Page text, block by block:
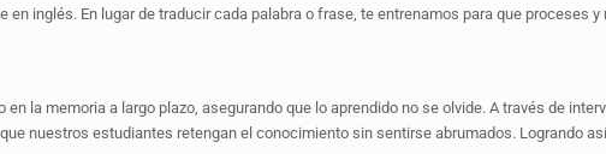
inglés. En lugar de traducir cada palabra o frase, te entrenamos para que
la memoria a largo plazo, asegurando que lo aprendido no se olvide. A través de
nuestros estudiantes retengan el conocimiento sin sentirse abrumados. Logrando